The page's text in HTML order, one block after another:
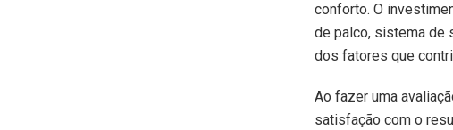
conforto. O
de palco, sistema de
dos fatores que
Ao fazer uma
satisfação com o